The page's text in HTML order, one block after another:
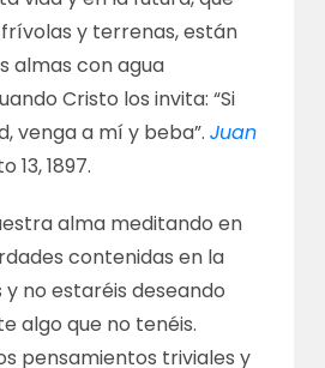
y terrenas, están
almas con agua
Cristo los invita: “Si
venga a mí y beba”.Juan
13, 1897.
alma meditando en
contenidas en la
y no estaréis deseando
algo que no tenéis.
pensamientos triviales y